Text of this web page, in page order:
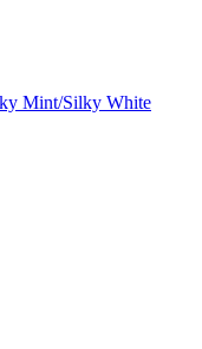
Mint/Silky White